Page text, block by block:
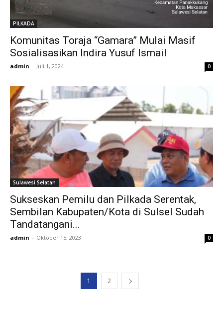
PILKADA
Komunitas Toraja “Gamara” Mulai Masif
Sosialisasikan Indira Yusuf Ismail
admin - Juli 1, 2024 0
Sulawesi Selatan
Sukseskan Pemilu dan Pilkada Serentak,
Sembilan Kabupaten/Kota di Sulsel Sudah
Tandatangani...
admin - Oktober 15, 2023 0
1 2